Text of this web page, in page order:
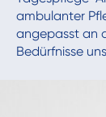
ambulanter
angepasst an
Bedürfnisse